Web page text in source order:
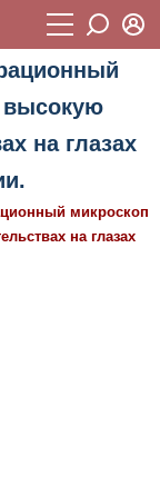
высокую
на глазах
микроскоп
на глазах